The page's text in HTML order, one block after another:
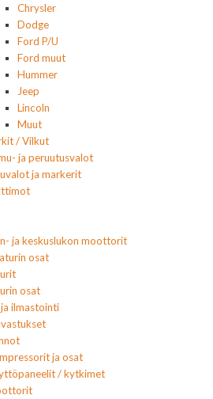
Chrysler
Dodge
Ford P/U
Ford muut
Hummer
Jeep
Lincoln
Muut
/ Vilkut
ja peruutusvalot
ja markerit
ja keskuslukon moottorit
osat
osat
ilmastointi
ja osat
/ kytkimet